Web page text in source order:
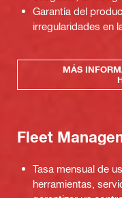
Garantía del
irregularidades en
MÁS
Fleet
Tasa mensual de
herramientas,